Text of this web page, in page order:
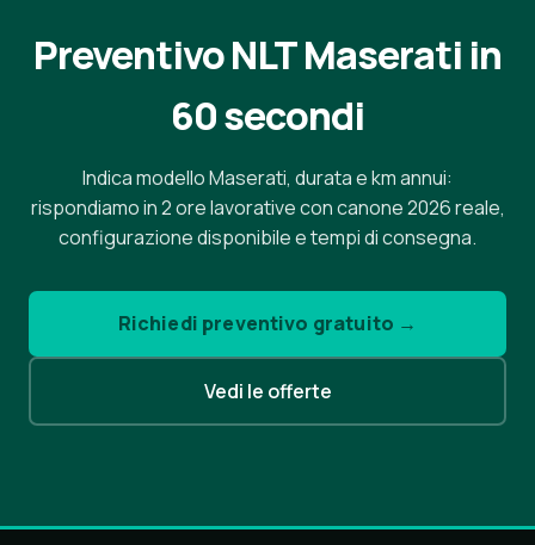
Preventivo NLT Maserati in
60 secondi
Indica modello Maserati, durata e km annui:
rispondiamo in 2 ore lavorative con canone 2026 reale,
configurazione disponibile e tempi di consegna.
Richiedi preventivo gratuito →
Vedi le offerte